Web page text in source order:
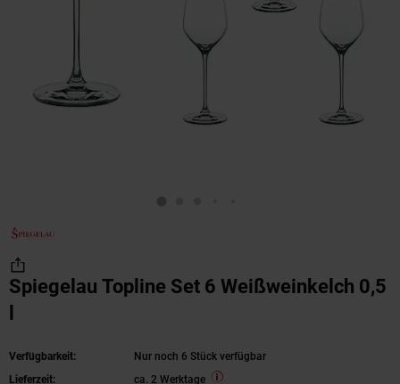
Spiegelau Topline Set 6 Weißweinkelch 0,5
Verfügbarkeit:
Nur noch 6 Stück verfügbar
Lieferzeit:
ca. 2 Werktage